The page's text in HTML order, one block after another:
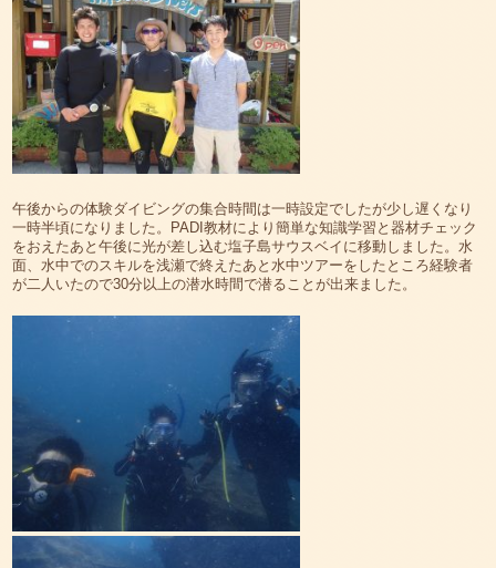
午後からの体験ダイビングの集合時間は一時設定でしたが少し遅くなり
一時半頃になりました。PADI教材により簡単な知識学習と器材チェック
をおえたあと午後に光が差し込む塩子島サウスベイに移動しました。水
面、水中でのスキルを浅瀬で終えたあと水中ツアーをしたところ経験者
が二人いたので30分以上の潜水時間で潜ることが出来ました。